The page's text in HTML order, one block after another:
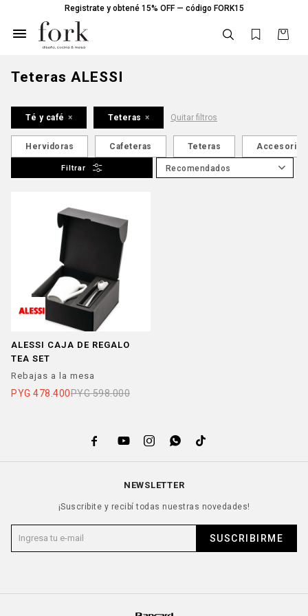
Registrate y obtené 15% OFF — código FORK15

Teteras ALESSI
Té y café Teteras Quitar filtros
Hervidoras Cafeteras Teteras Accesorios
Recomendados
ALESSI CAJA DE REGALO
TEA SET
Rebajas a la mesa
PYG 478.400PYG 598.000
    
NEWSLETTER
¡Suscribite y recibí todas nuestras novedades!
SUSCRIBIRME